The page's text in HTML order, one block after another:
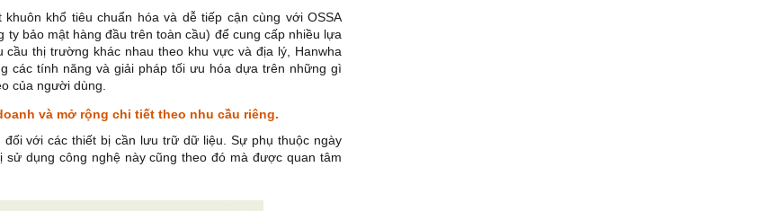
khổ tiêu chuẩn hóa và dễ tiếp cận cùng với OSSA
bảo mật hàng đầu trên toàn cầu) để cung cấp nhiều lựa
thị trường khác nhau theo khu vực và địa lý, Hanwha
các tính năng và giải pháp tối ưu hóa dựa trên những gì
của người dùng.
và mở rộng chi tiết theo nhu cầu riêng.
với các thiết bị cần lưu trữ dữ liệu. Sự phụ thuộc ngày
dụng công nghệ này cũng theo đó mà được quan tâm